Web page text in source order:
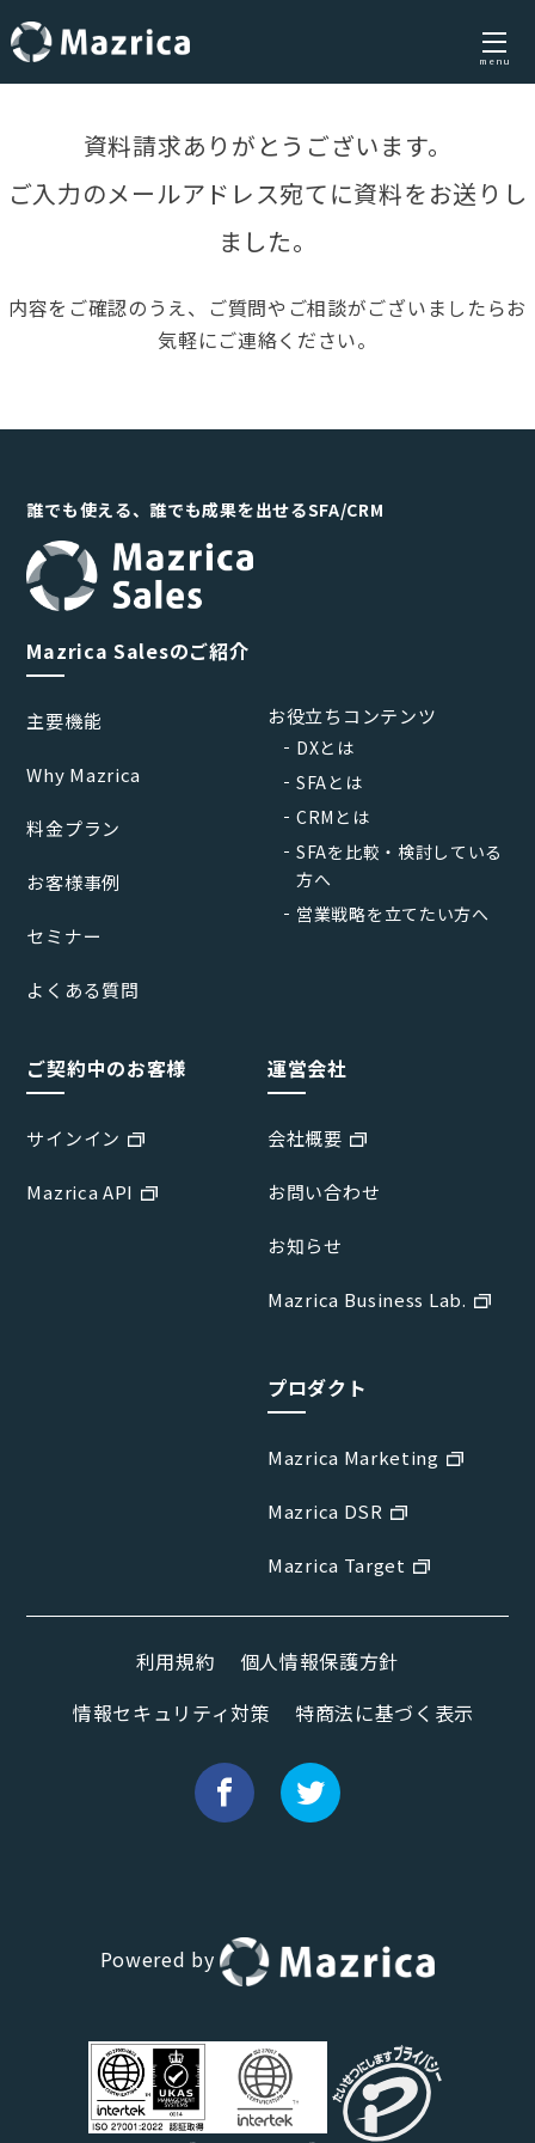
menu
資料請求ありがとうございます。
ご入力のメールアドレス宛てに資料をお送りし
ました。
内容をご確認のうえ、ご質問やご相談がございましたらお
気軽にご連絡ください。
誰でも使える、誰でも成果を出せるSFA/CRM
Mazrica Salesのご紹介
主要機能
Why Mazrica
料金プラン
お客様事例
セミナー
よくある質問
お役立ちコンテンツ
DXとは
SFAとは
CRMとは
SFAを比較・検討している
方へ
営業戦略を立てたい方へ
ご契約中のお客様
サインイン
Mazrica API
運営会社
会社概要
お問い合わせ
お知らせ
Mazrica Business Lab.
プロダクト
Mazrica Marketing
Mazrica DSR
Mazrica Target
利用規約
個人情報保護方針
情報セキュリティ対策
特商法に基づく表示
Powered by
Hana（お客さま専用AI） 新規会話
デモ予約 説明希望